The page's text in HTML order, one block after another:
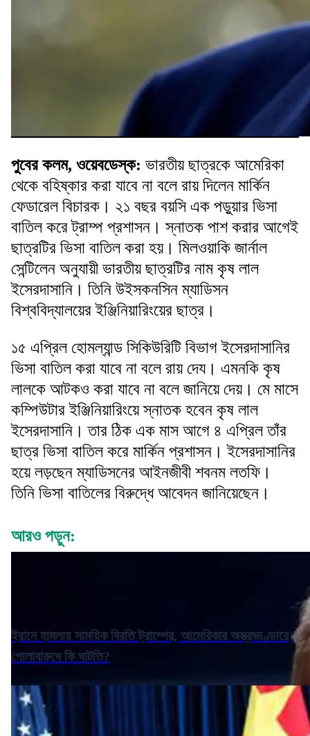
পুবের কলম, ওয়েবডেস্ক: ভারতীয় ছাত্রকে আমেরিকা
থেকে বহিষ্কার করা যাবে না বলে রায় দিলেন মার্কিন
ফেডারেল বিচারক। ২১ বছর বয়সি এক পড়ুয়ার ভিসা
বাতিল করে ট্রাম্প প্রশাসন। স্নাতক পাশ করার আগেই
ছাত্রটির ভিসা বাতিল করা হয়। মিলওয়াকি জার্নাল
সেন্টিলেন অনুযায়ী ভারতীয় ছাত্রটির নাম কৃষ লাল
ইসেরদাসানি। তিনি উইসকনসিন ম্যাডিসন
বিশ্ববিদ্যালয়ের ইঞ্জিনিয়ারিংয়ের ছাত্র।
১৫ এপ্রিল হোমল্যান্ড সিকিউরিটি বিভাগ ইসেরদাসানির
ভিসা বাতিল করা যাবে না বলে রায় দেয। এমনকি কৃষ
লালকে আটকও করা যাবে না বলে জানিয়ে দেয়। মে মাসে
কম্পিউটার ইঞ্জিনিয়ারিংয়ে স্নাতক হবেন কৃষ লাল
ইসেরদাসানি। তার ঠিক এক মাস আগে ৪ এপ্রিল তাঁর
ছাত্র ভিসা বাতিল করে মার্কিন প্রশাসন। ইসেরদাসানির
হয়ে লড়ছেন ম্যাডিসনের আইনজীবী শবনম লতফি।
তিনি ভিসা বাতিলের বিরুদ্ধে আবেদন জানিয়েছেন।
আরও পড়ুন:
ইরানে হামলায় সাময়িক বিরতি ট্রাম্পের, আমেরিকার অস্ত্রভাণ্ডারে
গোলাবারুদে কি ঘাটতি?